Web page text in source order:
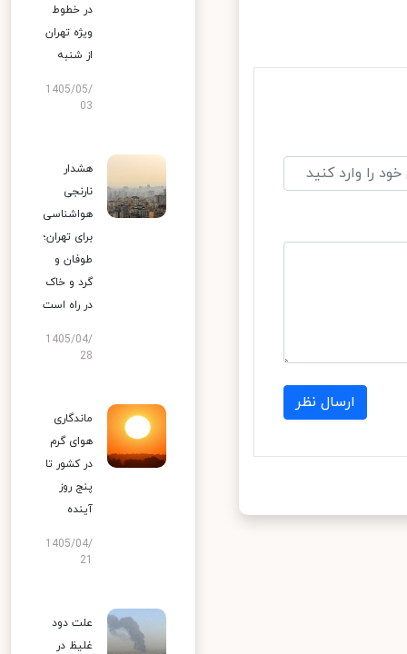
ارسال نظر
در خطوط
ویژه تهران
از شنبه
1405/05/
03
هشدار
نارنجی
هواشناسی
برای تهران؛
طوفان و
گرد و خاک
در راه است
1405/04/
28
ماندگاری
هوای گرم
در کشور تا
پنج روز
آینده
1405/04/
علت دود
غلیظ در